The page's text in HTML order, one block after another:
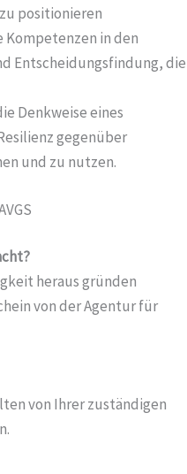
positionieren
in den
Entscheidungsfindung, die
Denkweise eines
gegenüber
und zu nutzen.
heraus gründen
von der Agentur für
von Ihrer zuständigen